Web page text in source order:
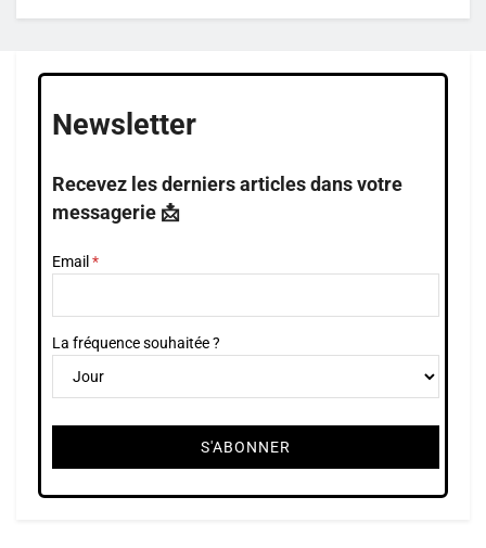
Newsletter
Recevez les derniers articles dans votre
messagerie 📩
Email
La fréquence souhaitée ?